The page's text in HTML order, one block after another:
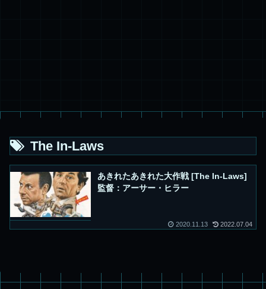
The In-Laws
あきれたあきれた大作戦 [The In-Laws]
監督：アーサー・ヒラー
2020.11.13 2022.07.04